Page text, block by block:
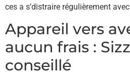
ces a s’distraire régulièrement
Appareil vers
aucun frais :
conseillé